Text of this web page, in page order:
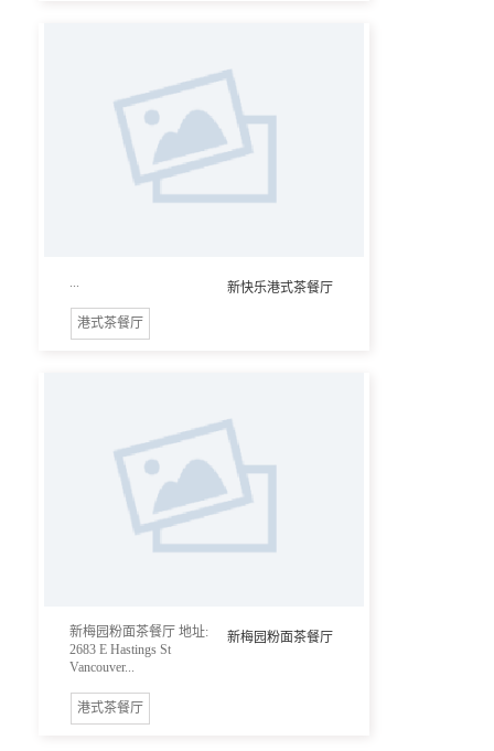
新快乐港式茶餐厅
港式茶餐厅
新梅园粉面茶餐厅
新梅园粉面茶餐厅 地址:
2683 E Hastings St
Vancouver...
港式茶餐厅